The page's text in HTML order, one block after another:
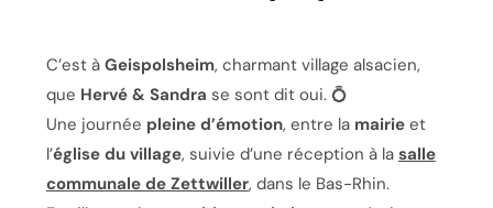
C’est à Geispolsheim, charmant village alsacien,
que Hervé & Sandra se sont dit oui. 💍
Une journée pleine d’émotion, entre la mairieet
l’église du village, suivie d’une réception à la salle
communale de Zettwiller, dans le Bas-Rhin.